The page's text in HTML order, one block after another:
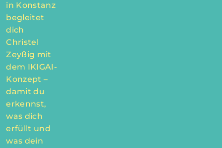
in Konstanz
begleitet
dich
Christel
Zeyßig mit
dem IKIGAI-
Konzept –
damit du
erkennst,
was dich
erfüllt und
was dein